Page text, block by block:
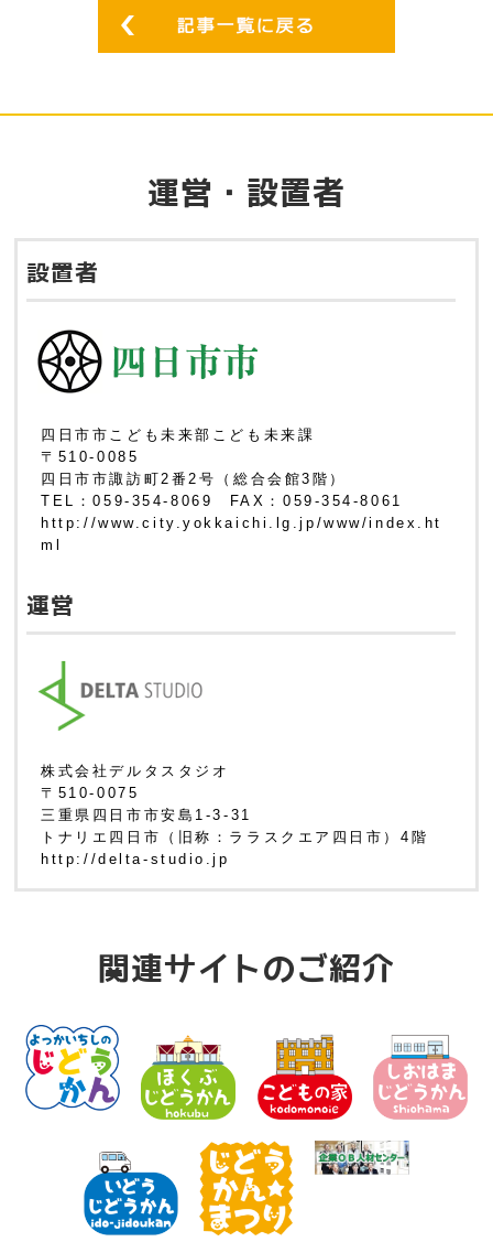
運営・設置者
設置者
四日市市こども未来部こども未来課
〒510-0085
四日市市諏訪町2番2号（総合会館3階）
TEL：059-354-8069 FAX：059-354-8061
http://www.city.yokkaichi.lg.jp/www/index.ht
ml
運営
株式会社デルタスタジオ
〒510-0075
三重県四日市市安島1-3-31
トナリエ四日市（旧称：ララスクエア四日市）4階
http://delta-studio.jp
関連サイトのご紹介